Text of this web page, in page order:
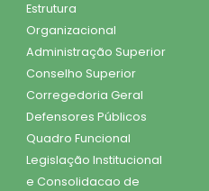
Estrutura
Organizacional
Administração Superior
Conselho Superior
Corregedoria Geral
Defensores Públicos
Quadro Funcional
Legislação Institucional
e Consolidacao de